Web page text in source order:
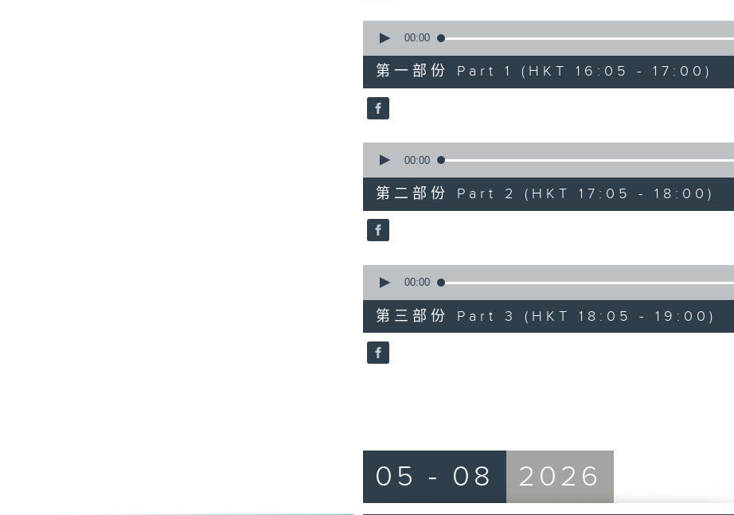
90%
seconds
55
minutes,
0
seconds
90%
00:00
第一部份 Part 1 (HKT 16:05 - 17:00)
seconds
55
minutes,
9
seconds
90%
00:00
第二部份 Part 2 (HKT 17:05 - 18:00)
seconds
55
minutes,
9
seconds
90%
00:00
第三部份 Part 3 (HKT 18:05 - 19:00)
05 - 08 2026